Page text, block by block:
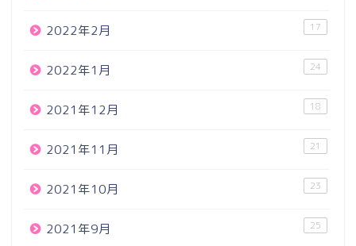
2022年2月 17
2022年1月 24
2021年12月 18
2021年11月 21
2021年10月 23
2021年9月 25